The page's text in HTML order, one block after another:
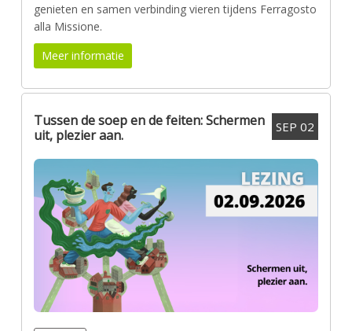
genieten en samen verbinding vieren tijdens Ferragosto
alla Missione.
Meer informatie
SEP 02
Tussen de soep en de feiten: Schermen
uit, plezier aan.